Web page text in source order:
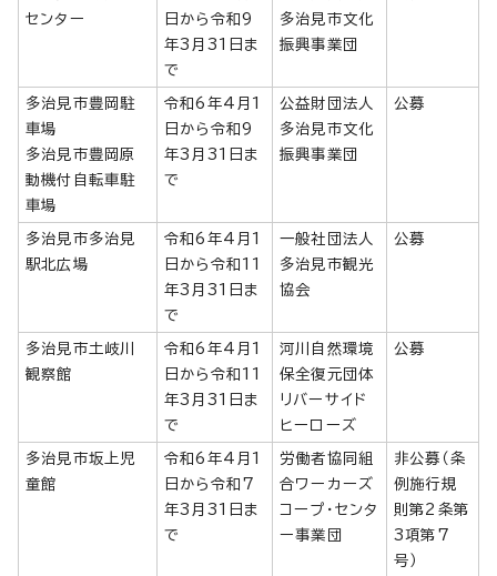
センター
日から令和9
年3月31日ま
で
多治見市文化
振興事業団
多治見市豊岡駐
車場
多治見市豊岡原
動機付自転車駐
車場
令和6年4月1
日から令和9
年3月31日ま
で
公益財団法人
多治見市文化
振興事業団
公募
多治見市多治見
駅北広場
令和6年4月1
日から令和11
年3月31日ま
で
一般社団法人
多治見市観光
協会
公募
多治見市土岐川
観察館
令和6年4月1
日から令和11
年3月31日ま
で
河川自然環境
保全復元団体
リバーサイド
ヒーローズ
公募
多治見市坂上児
童館
令和6年4月1
日から令和7
年3月31日ま
で
労働者協同組
合ワーカーズ
コープ・センタ
ー事業団
非公募（条
例施行規
則第2条第
3項第7
号）